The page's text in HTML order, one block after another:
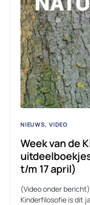
NIEUWS VIDEO
Week van de
t/m 17 april)
(Video onder
Kinderfilosofie is dit